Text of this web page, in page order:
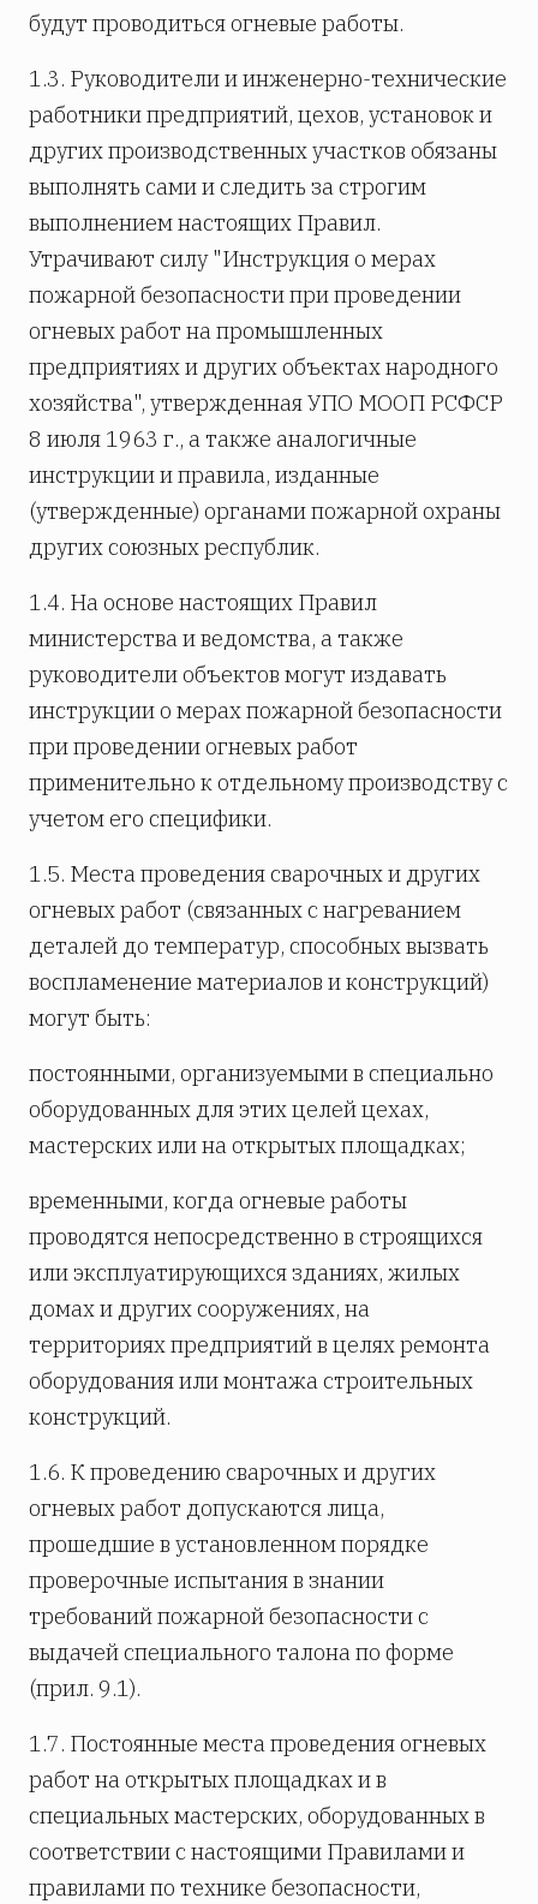
будут проводиться огневые работы.
1.3. Руководители и инженерно-технические
работники предприятий, цехов, установок и
других производственных участков обязаны
выполнять сами и следить за строгим
выполнением настоящих Правил.
Утрачивают силу "Инструкция о мерах
пожарной безопасности при проведении
огневых работ на промышленных
предприятиях и других объектах народного
хозяйства", утвержденная УПО МООП РСФСР
8 июля 1963 г., а также аналогичные
инструкции и правила, изданные
(утвержденные) органами пожарной охраны
других союзных республик.
1.4. На основе настоящих Правил
министерства и ведомства, а также
руководители объектов могут издавать
инструкции о мерах пожарной безопасности
при проведении огневых работ
применительно к отдельному производству с
учетом его специфики.
1.5. Места проведения сварочных и других
огневых работ (связанных с нагреванием
деталей до температур, способных вызвать
воспламенение материалов и конструкций)
могут быть:
постоянными, организуемыми в специально
оборудованных для этих целей цехах,
мастерских или на открытых площадках;
временными, когда огневые работы
проводятся непосредственно в строящихся
или эксплуатирующихся зданиях, жилых
домах и других сооружениях, на
территориях предприятий в целях ремонта
оборудования или монтажа строительных
конструкций.
1.6. К проведению сварочных и других
огневых работ допускаются лица,
прошедшие в установленном порядке
проверочные испытания в знании
требований пожарной безопасности с
выдачей специального талона по форме
(прил. 9.1).
1.7. Постоянные места проведения огневых
работ на открытых площадках и в
специальных мастерских, оборудованных в
соответствии с настоящими Правилами и
правилами по технике безопасности,